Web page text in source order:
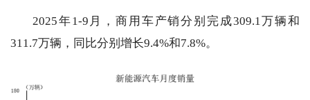
2025年1-9月，商用车产销分别完成309.1万辆和
311.7万辆，同比分别增长9.4%和7.8%。